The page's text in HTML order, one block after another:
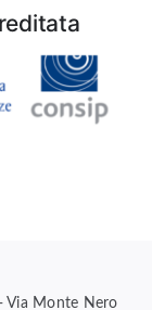
Via Monte Nero